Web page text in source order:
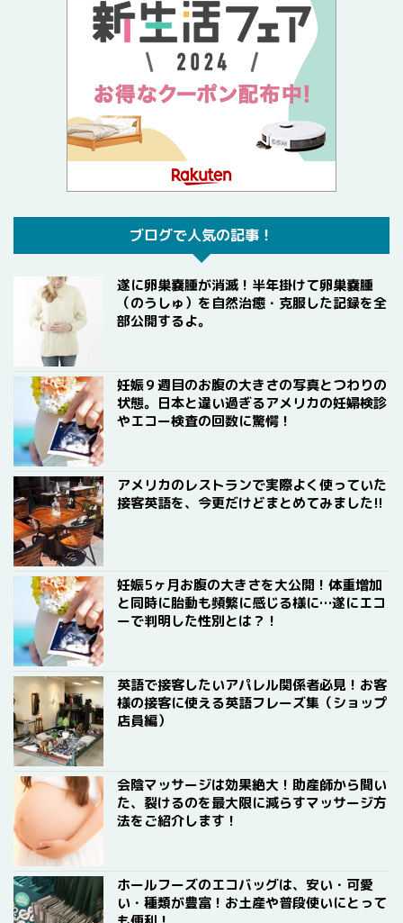
ブログで人気の記事！
遂に卵巣嚢腫が消滅！半年掛けて卵巣嚢腫
（のうしゅ）を自然治癒・克服した記録を全
部公開するよ。
妊娠９週目のお腹の大きさの写真とつわりの
状態。日本と違い過ぎるアメリカの妊婦検診
やエコー検査の回数に驚愕！
アメリカのレストランで実際よく使っていた
接客英語を、今更だけどまとめてみました!!
妊娠5ヶ月お腹の大きさを大公開！体重増加
と同時に胎動も頻繁に感じる様に…遂にエコ
ーで判明した性別とは？！
英語で接客したいアパレル関係者必見！お客
様の接客に使える英語フレーズ集（ショップ
店員編）
会陰マッサージは効果絶大！助産師から聞い
た、裂けるのを最大限に減らすマッサージ方
法をご紹介します！
ホールフーズのエコバッグは、安い・可愛
い・種類が豊富！お土産や普段使いにとって